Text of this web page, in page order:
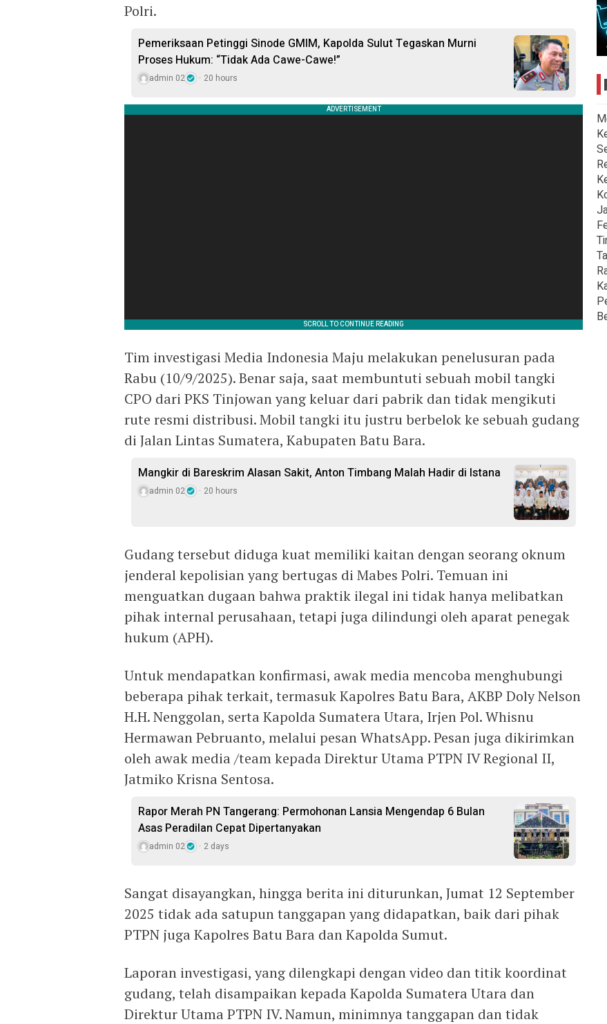
Polri.
Pemeriksaan Petinggi Sinode GMIM, Kapolda Sulut Tegaskan Murni
Proses Hukum: “Tidak Ada Cawe-Cawe!”
admin 02 20 hours
Tim investigasi Media Indonesia Maju melakukan penelusuran pada
Rabu (10/9/2025). Benar saja, saat membuntuti sebuah mobil tangki
CPO dari PKS Tinjowan yang keluar dari pabrik dan tidak mengikuti
rute resmi distribusi. Mobil tangki itu justru berbelok ke sebuah gudang
di Jalan Lintas Sumatera, Kabupaten Batu Bara.
Mangkir di Bareskrim Alasan Sakit, Anton Timbang Malah Hadir di Istana
admin 02 20 hours
Gudang tersebut diduga kuat memiliki kaitan dengan seorang oknum
jenderal kepolisian yang bertugas di Mabes Polri. Temuan ini
menguatkan dugaan bahwa praktik ilegal ini tidak hanya melibatkan
pihak internal perusahaan, tetapi juga dilindungi oleh aparat penegak
hukum (APH).
Untuk mendapatkan konfirmasi, awak media mencoba menghubungi
beberapa pihak terkait, termasuk Kapolres Batu Bara, AKBP Doly Nelson
H.H. Nenggolan, serta Kapolda Sumatera Utara, Irjen Pol. Whisnu
Hermawan Pebruanto, melalui pesan WhatsApp. Pesan juga dikirimkan
oleh awak media /team kepada Direktur Utama PTPN IV Regional II,
Jatmiko Krisna Sentosa.
Rapor Merah PN Tangerang: Permohonan Lansia Mengendap 6 Bulan
Asas Peradilan Cepat Dipertanyakan
admin 02 2 days
Sangat disayangkan, hingga berita ini diturunkan, Jumat 12 September
2025 tidak ada satupun tanggapan yang didapatkan, baik dari pihak
PTPN juga Kapolres Batu Bara dan Kapolda Sumut.
Laporan investigasi, yang dilengkapi dengan video dan titik koordinat
gudang, telah disampaikan kepada Kapolda Sumatera Utara dan
Direktur Utama PTPN IV. Namun, minimnya tanggapan dan tidak